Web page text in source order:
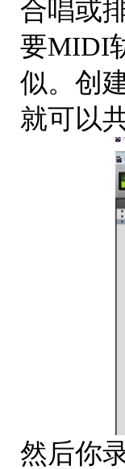
合唱或
要MIDI
似。创
就可以
然后你